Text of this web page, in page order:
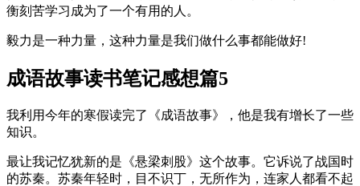
衡刻苦学习成为了一个有用的人。
毅力是一种力量，这种力量是我们做什么事都能做好!
成语故事读书笔记感想篇5
我利用今年的寒假读完了《成语故事》，他是我有增长了一些
知识。
最让我记忆犹新的是《悬梁刺股》这个故事。它诉说了战国时
的苏秦。苏秦年轻时，目不识丁，无所作为，连家人都看不起